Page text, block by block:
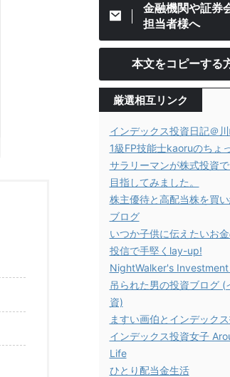
金融機関や証券
担当者様へ
本文をコピーする
厳選相互リンク
インデックス投資日記＠
1級FP技能士kaoruのちょ
サラリーマンが株式投資
目指してみました。
株主優待と高配当株を買
ブログ
いつか子供に伝えたいお
投信で手堅くlay-up!
NightWalker's
吊られた男の投資ブログ (
資)
ますい画伯とインデック
インデックス投資女子
Life
ひとり配当金生活